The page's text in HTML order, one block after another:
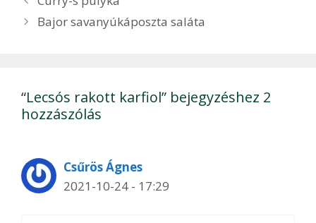
navigáció
Bajor savanyúkáposzta saláta
“Lecsós rakott karfiol” bejegyzéshez 2
hozzászólás
Csűrös Ágnes
2021-10-24 - 17:29